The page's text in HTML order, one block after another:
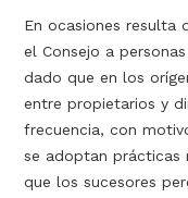
En ocasiones resulta
el Consejo a
dado que en los
entre propietarios y
frecuencia, con
se adoptan prácticas
que los sucesores